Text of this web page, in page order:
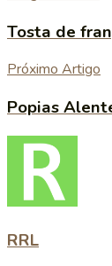
Tosta de
Próximo Artigo
Popias
RRL